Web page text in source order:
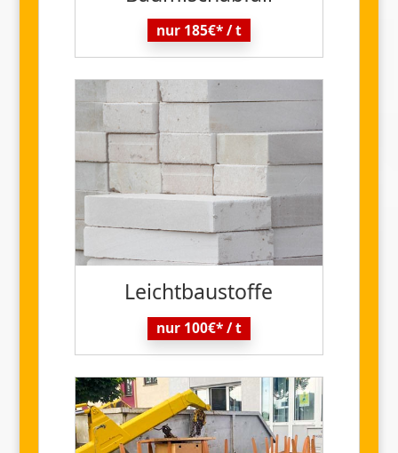
nur 185€* / t
Leichtbaustoffe
nur 100€* / t